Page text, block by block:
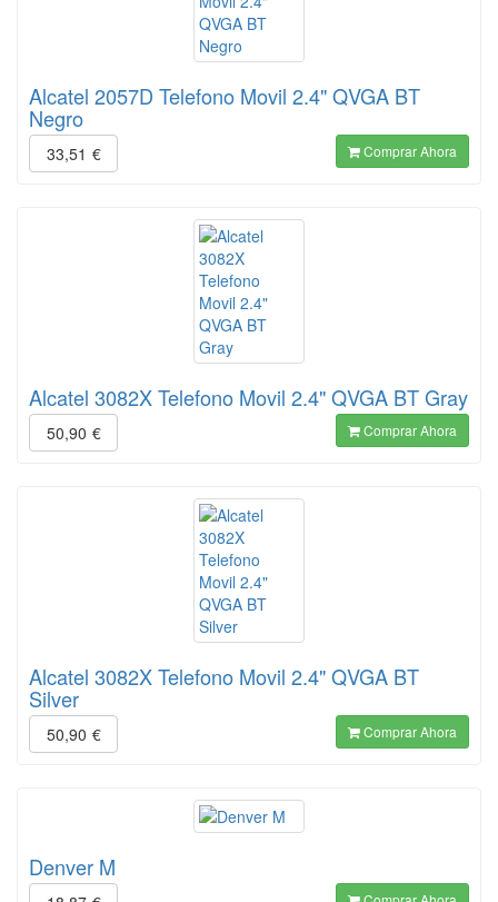
Alcatel 2057D Telefono Movil 2.4" QVGA BT
Negro
33,51 € Comprar Ahora
Alcatel 3082X Telefono Movil 2.4" QVGA BT Gray
50,90 € Comprar Ahora
Alcatel 3082X Telefono Movil 2.4" QVGA BT
Silver
50,90 € Comprar Ahora
Denver M